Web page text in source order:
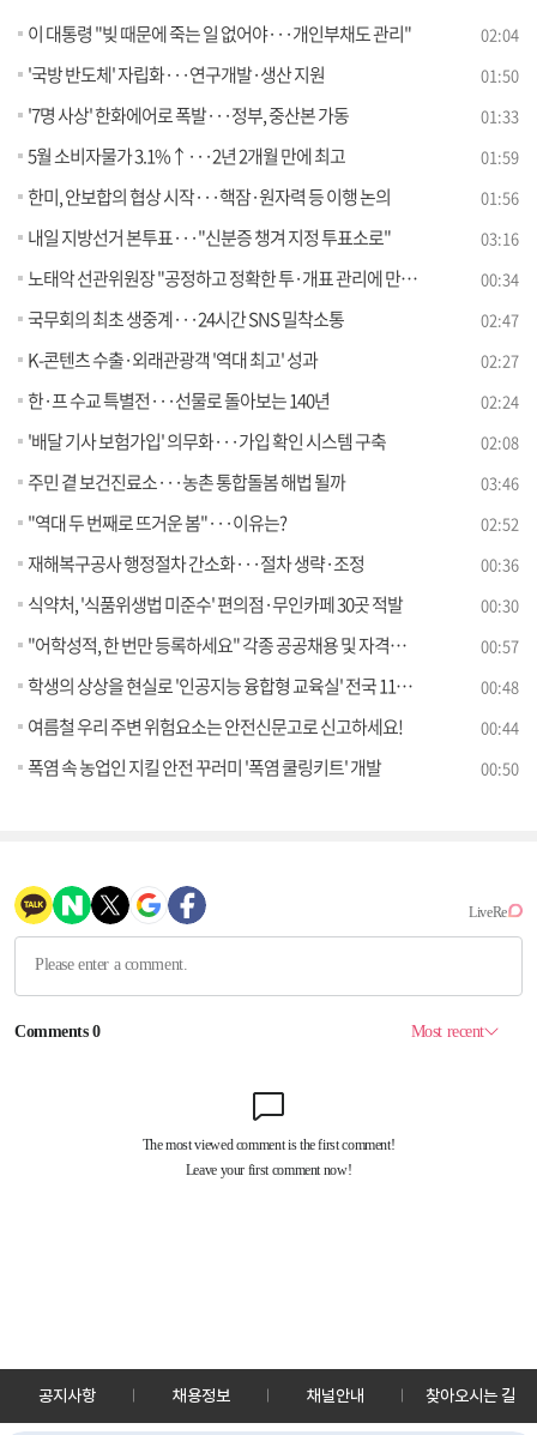
이 대통령 "빚 때문에 죽는 일 없어야···개인부채도 관리" 02:04
'국방 반도체' 자립화···연구개발·생산 지원 01:50
'7명 사상' 한화에어로 폭발···정부, 중산본 가동 01:33
5월 소비자물가 3.1%↑···2년 2개월 만에 최고 01:59
한미, 안보합의 협상 시작···핵잠·원자력 등 이행 논의 01:56
내일 지방선거 본투표···"신분증 챙겨 지정 투표소로" 03:16
노태악 선관위원장 "공정하고 정확한 투·개표 관리에 만전" 00:34
국무회의 최초 생중계···24시간 SNS 밀착소통 02:47
K-콘텐츠 수출·외래관광객 '역대 최고' 성과 02:27
한·프 수교 특별전···선물로 돌아보는 140년 02:24
'배달 기사 보험가입' 의무화···가입 확인 시스템 구축 02:08
주민 곁 보건진료소···농촌 통합돌봄 해법 될까 03:46
"역대 두 번째로 뜨거운 봄"···이유는? 02:52
재해복구공사 행정절차 간소화···절차 생략·조정 00:36
식약처, '식품위생법 미준수' 편의점·무인카페 30곳 적발 00:30
"어학성적, 한 번만 등록하세요" 각종 공공채용 및 자격시험에서 모두 활용 가능 00:57
학생의 상상을 현실로 '인공지능 융합형 교육실' 전국 118개 학교에 조성한다 00:48
여름철 우리 주변 위험요소는 안전신문고로 신고하세요! 00:44
폭염 속 농업인 지킬 안전 꾸러미 '폭염 쿨링키트' 개발 00:50
공지사항 채용정보 채널안내 찾아오시는 길